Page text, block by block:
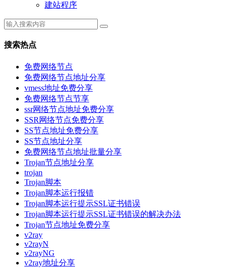
建站程序
搜索热点
免费网络节点
免费网络节点地址分享
vmess地址免费分享
免费网络节点节享
ssr网络节点地址免费分享
SSR网络节点免费分享
SS节点地址免费分享
SS节点地址分享
免费网络节点地址批量分享
Trojan节点地址分享
trojan
Trojan脚本
Trojan脚本运行报错
Trojan脚本运行提示SSL证书错误
Trojan脚本运行提示SSL证书错误的解决办法
Trojan节点地址免费分享
v2ray
v2rayN
v2rayNG
v2ray地址分享